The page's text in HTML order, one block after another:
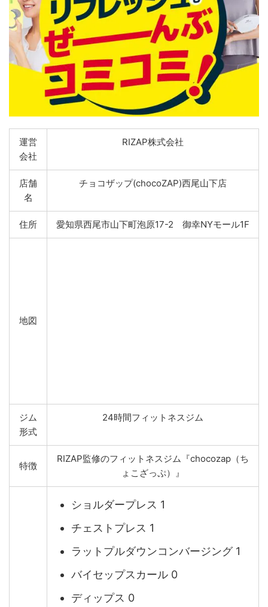
運営
会社
RIZAP株式会社
店舗
名
チョコザップ(chocoZAP)西尾山下店
住所 愛知県西尾市山下町泡原17-2 御幸NYモール1F
地図
ジム
形式
24時間フィットネスジム
特徴
RIZAP監修のフィットネスジム『chocozap（ち
ょこざっぷ）』
ショルダープレス 1
チェストプレス 1
ラットプルダウンコンバージング 1
バイセップスカール 0
ディップス 0